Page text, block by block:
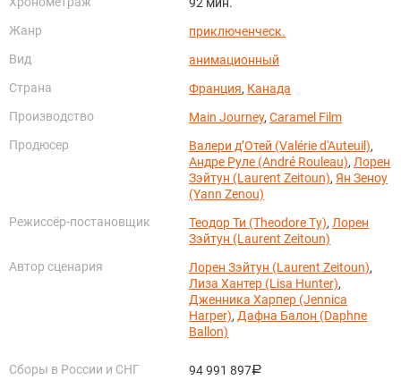
Жанр
приключенческ.
Вид
анимационный
Страна
Франция, Канада
Производство
Main Journey,Caramel Film
Продюсер
Валери д’Отей (Valérie d'Auteuil),
Андре Руле (André Rouleau), Лорен
Зэйтун (Laurent Zeitoun), Ян Зеноу
(Yann Zenou)
Режиссёр-постановщик
Теодор Ти (Theodore Ty), Лорен
Зэйтун (Laurent Zeitoun)
Автор сценария
Лорен Зэйтун (Laurent Zeitoun),
Лиза Хантер (Lisa Hunter),
Дженника Харпер (Jennica
Harper), Дафна Балон (Daphne
Ballon)
Сборы в России и СНГ 94 991 897руб.